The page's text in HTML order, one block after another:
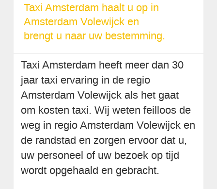
Taxi Amsterdam haalt u op in
Amsterdam Volewijck en
brengt u naar uw bestemming.
Taxi Amsterdam heeft meer dan 30
jaar taxi ervaring in de regio
Amsterdam Volewijck als het gaat
om kosten taxi. Wij weten feilloos de
weg in regio Amsterdam Volewijck en
de randstad en zorgen ervoor dat u,
uw personeel of uw bezoek op tijd
wordt opgehaald en gebracht.